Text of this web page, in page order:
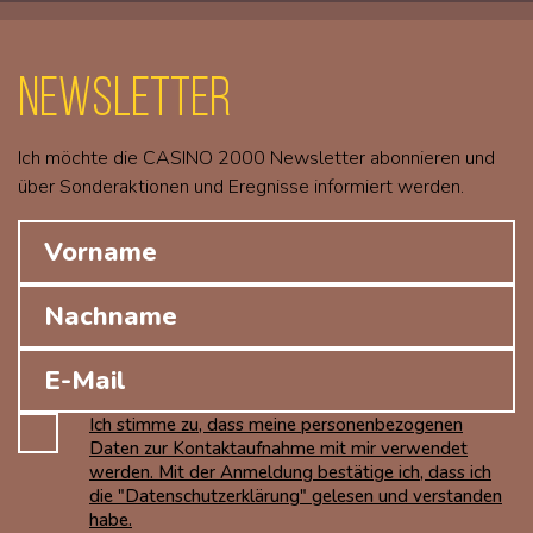
Newsletter
Ich möchte die CASINO 2000 Newsletter abonnieren und
über Sonderaktionen und Eregnisse informiert werden.
Ich stimme zu, dass meine personenbezogenen
Daten zur Kontaktaufnahme mit mir verwendet
werden. Mit der Anmeldung bestätige ich, dass ich
die "Datenschutzerklärung" gelesen und verstanden
habe.